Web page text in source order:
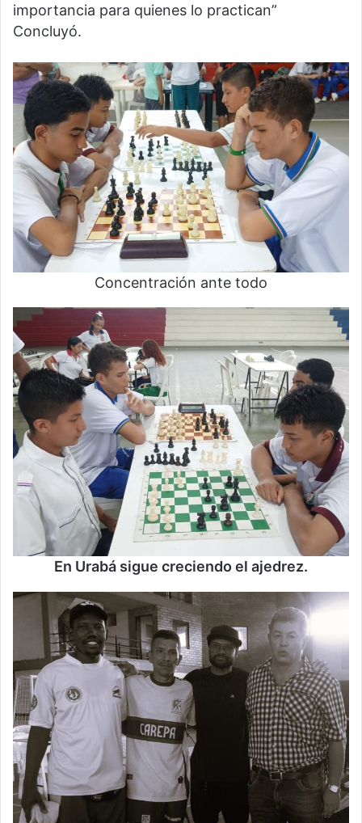
importancia para quienes lo practican”
Concluyó.
Concentración ante todo
En Urabá sigue creciendo el ajedrez.